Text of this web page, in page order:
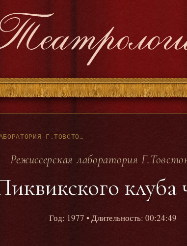
РЕЖИССЕРСКАЯ ЛАБОРАТОРИЯ Г.ТОВСТОНОГОВА - РЕПЕТИЦИЯ ПИКВИКСКОГО КЛУБА Ч4 (БДТ 9.12.77Г)
Режиссерская лаборатория
клуба
Год: 1977 • Длительность: 00:24:49